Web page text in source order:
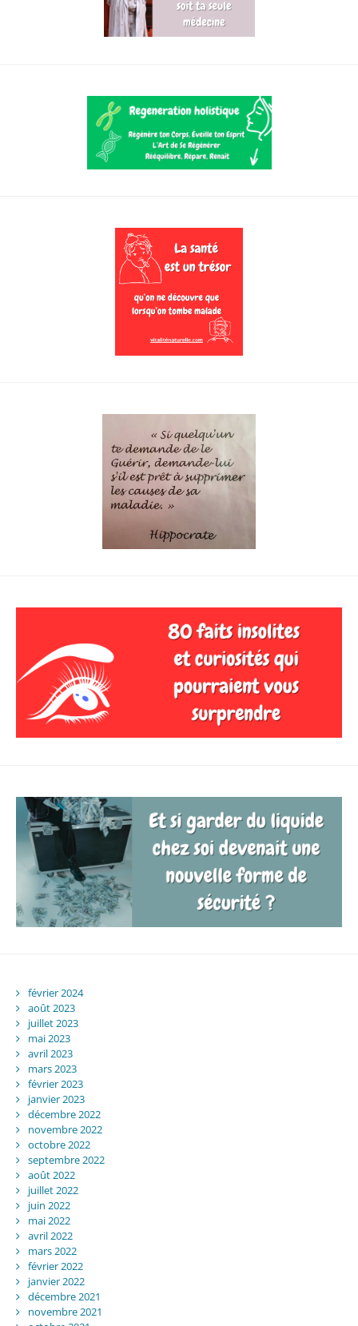
février 2024
août 2023
juillet 2023
mai 2023
avril 2023
mars 2023
février 2023
janvier 2023
décembre 2022
novembre 2022
octobre 2022
septembre 2022
août 2022
juillet 2022
juin 2022
mai 2022
avril 2022
mars 2022
février 2022
janvier 2022
décembre 2021
novembre 2021